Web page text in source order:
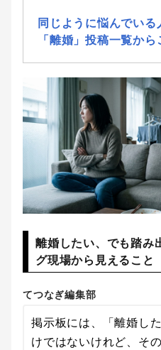
同じように悩んでい
「離婚」投稿一覧から
離婚したい、でも踏み
グ現場から見えること
てつなぎ編集部
掲示板には、「離婚し
けではないけれど、そ